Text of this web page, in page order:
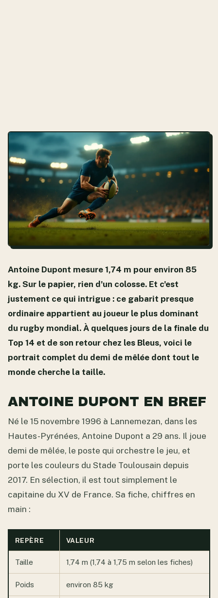
Antoine Dupont mesure 1,74 m pour environ 85
kg. Sur le papier, rien d'un colosse. Et c'est
justement ce qui intrigue : ce gabarit presque
ordinaire appartient au joueur le plus dominant
du rugby mondial. À quelques jours de la finale du
Top 14 et de son retour chez les Bleus, voici le
portrait complet du demi de mêlée dont tout le
monde cherche la taille.
ANTOINE DUPONT EN BREF
Né le 15 novembre 1996 à Lannemezan, dans les
Hautes-Pyrénées, Antoine Dupont a 29 ans. Il joue
demi de mêlée, le poste qui orchestre le jeu, et
porte les couleurs du Stade Toulousain depuis
2017. En sélection, il est tout simplement le
capitaine du XV de France. Sa fiche, chiffres en
main :
REPÈRE VALEUR
Taille 1,74 m (1,74 à 1,75 m selon les fiches)
Poids environ 85 kg